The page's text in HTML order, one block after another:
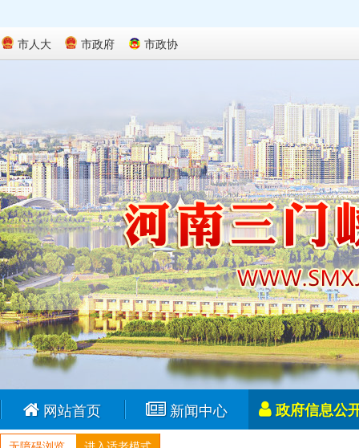
市人大 市政府 市政协
网站首页 新闻中心 政府信息公